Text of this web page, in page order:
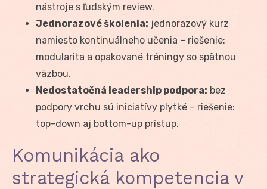
nástroje s ľudským review.
Jednorazové školenia: jednorazový kurz
namiesto kontinuálneho učenia – riešenie:
modularita a opakované tréningy so spätnou
väzbou.
Nedostatočná leadership podpora: bez
podpory vrchu sú iniciatívy plytké – riešenie:
top-down aj bottom-up prístup.
Komunikácia ako
strategická kompetencia v